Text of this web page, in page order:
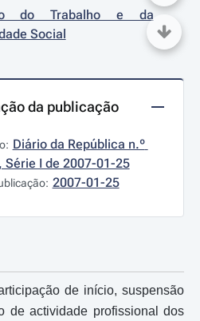
do Trabalho e da
Social
da publicação
Diário da República n.º
Série I de 2007-01-25
2007-01-25
de início, suspensão
de actividade profissional dos